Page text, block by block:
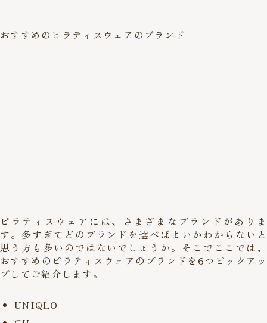
おすすめのピラティスウェアのブランド
ピラティスウェアには、さまざまなブランドがありま
す。多すぎてどのブランドを選べばよいかわからないと
思う方も多いのではないでしょうか。そこでここでは、
おすすめのピラティスウェアのブランドを6つピックアッ
プしてご紹介します。
UNIQLO